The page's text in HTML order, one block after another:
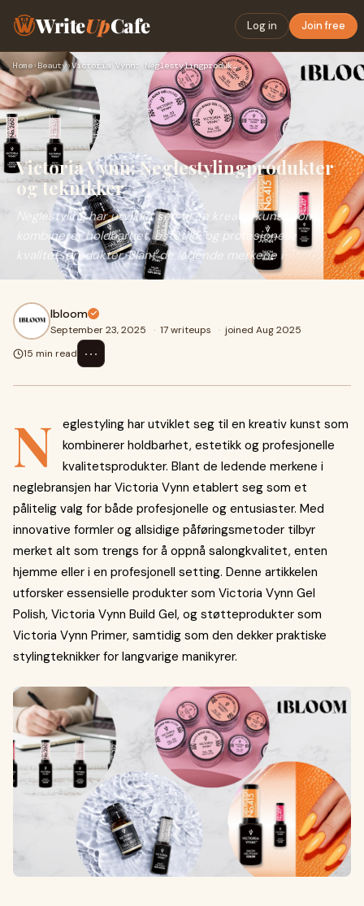
WriteUpCafe Log in Join free
Home› Beauty› Victoria Vynn: Neglestylingprodukter og teknikker
Victoria Vynn: Neglestylingprodukter
og teknikker
Neglestyling har utviklet seg til en kreativ kunst som
kombinerer holdbarhet, estetikk og profesjonelle
kvalitetsprodukter. Blant de ledende merkene i
Ibloom
September 23, 2025 · 17 writeups · joined Aug 2025
15 min read
⋯
N
eglestyling har utviklet seg til en kreativ kunst som
kombinerer holdbarhet, estetikk og profesjonelle
kvalitetsprodukter. Blant de ledende merkene i
neglebransjen har Victoria Vynn etablert seg som et
pålitelig valg for både profesjonelle og entusiaster. Med
innovative formler og allsidige påføringsmetoder tilbyr
merket alt som trengs for å oppnå salongkvalitet, enten
hjemme eller i en profesjonell setting. Denne artikkelen
utforsker essensielle produkter som Victoria Vynn Gel
Polish, Victoria Vynn Build Gel, og støtteprodukter som
Victoria Vynn Primer, samtidig som den dekker praktiske
stylingteknikker for langvarige manikyrer.